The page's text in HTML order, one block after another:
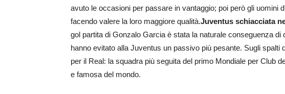
avuto le occasioni per passare in vantaggio; poi però gli uomini
facendo valere la loro maggiore qualità.Juventus schiacciata
gol partita di Gonzalo Garcia è stata la naturale conseguenza
hanno evitato alla Juventus un passivo più pesante. Sugli spalti
per il Real: la squadra più seguita del primo Mondiale per Club
e famosa del mondo.